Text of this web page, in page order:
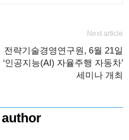
Next article
전략기술경영연구원, 6월 21일
‘인공지능(AI) 자율주행 자동차’
세미나 개최